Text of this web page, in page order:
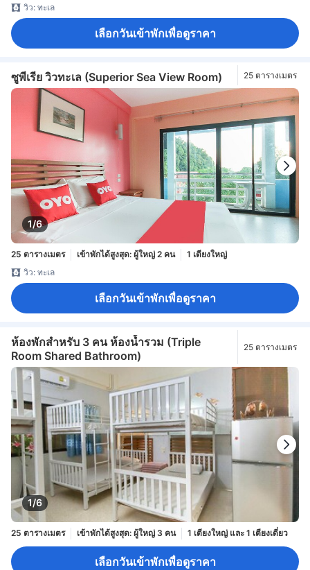
วิว: ทะเล
เลือกวันเข้าพักเพื่อดูราคา
ซูพีเรีย วิวทะเล (Superior Sea View Room) 25 ตารางเมตร
1/6
25 ตารางเมตร เข้าพักได้สูงสุด: ผู้ใหญ่ 2 คน
1 เตียงใหญ่
วิว: ทะเล
เลือกวันเข้าพักเพื่อดูราคา
ห้องพักสำหรับ 3 คน ห้องน้ำรวม (Triple
Room Shared Bathroom)
25 ตารางเมตร
1/6
25 ตารางเมตร เข้าพักได้สูงสุด: ผู้ใหญ่ 3 คน 1 เตียงใหญ่ และ 1 เตียงเดี่ยว
เลือกวันเข้าพักเพื่อดูราคา